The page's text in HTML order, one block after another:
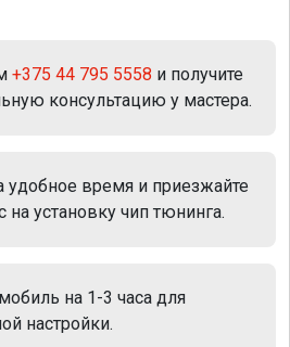
+375 44 795 5558 и получите
консультацию у мастера.
удобное время и приезжайте
на установку чип тюнинга.
на 1-3 часа для
настройки.